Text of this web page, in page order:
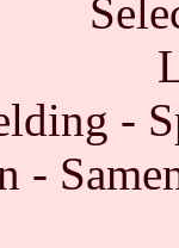
-
-